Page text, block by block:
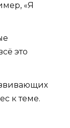
«Я
это
к теме.